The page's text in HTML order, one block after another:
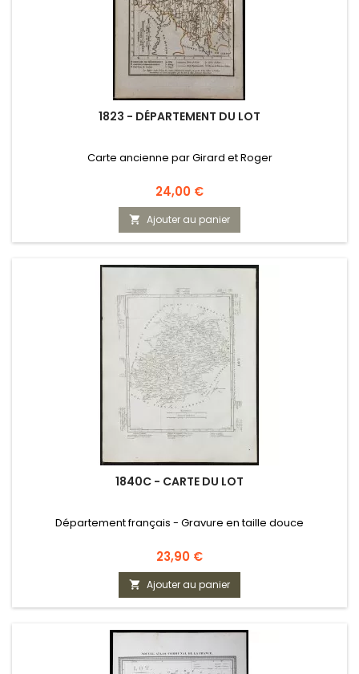
1823 - DÉPARTEMENT DU LOT
Carte ancienne par Girard et Roger
Prix
24,00 €
 Ajouter au panier
1840C - CARTE DU LOT
Département français - Gravure en taille douce
Prix
23,90 €
 Ajouter au panier